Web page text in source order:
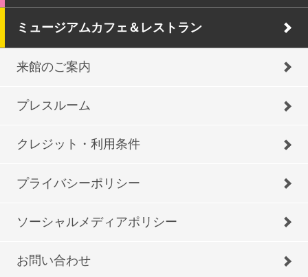
ミュージアムカフェ＆レストラン
来館のご案内
プレスルーム
クレジット・利用条件
プライバシーポリシー
ソーシャルメディアポリシー
お問い合わせ